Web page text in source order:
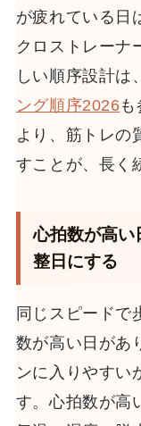
が疲れている日
クロストレーナ
しい順序設計は、
ング順序2026
より、筋トレの
すことが、長く
心拍数が高い
整日にする
同じスピードで
数が高い日があ
ンに入りやすい
す。心拍数が高